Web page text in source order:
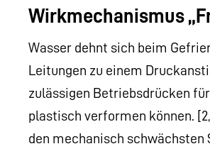
Wirkmechanismus
Wasser dehnt sich beim
Leitungen zu einem
zulässigen Betriebsdrücken
plastisch verformen können.
den mechanisch schwächsten